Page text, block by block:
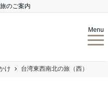
のご案内
Menu
け 台湾東西南北の旅（西）